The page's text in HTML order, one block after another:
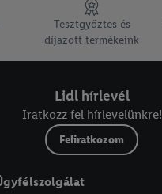
Tesztgyőztes és
díjazott termékeink
Lidl hírlevél
Iratkozz fel hírlevelünkre!
Feliratkozom